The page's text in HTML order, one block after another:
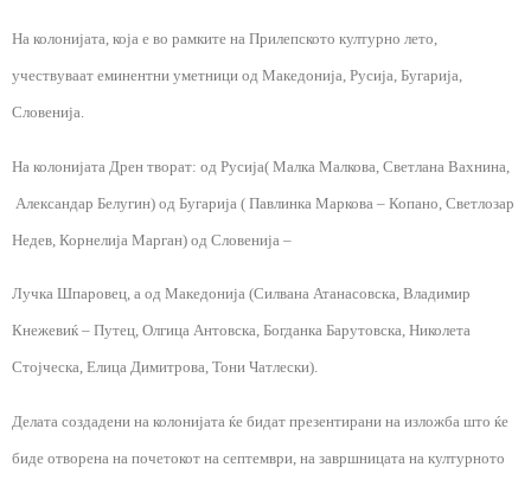
На колонијата, која е во рамките на Прилепското културно лето,
учествуваат еминентни уметници од Македонија, Русија, Бугарија,
Словенија.
На колонијата Дрен творат: од Русија( Малка Малкова, Светлана Вахнина,
Александар Белугин) од Бугарија ( Павлинка Маркова – Копано, Светлозар
Недев, Корнелија Марган) од Словенија –
Лучка Шпаровец, а од Македонија (Силвана Атанасовска, Владимир
Кнежевиќ – Путец, Олгица Антовска, Богданка Барутовска, Николета
Стојческа, Елица Димитрова, Тони Чатлески).
Делата создадени на колонијата ќе бидат презентирани на изложба што ќе
биде отворена на почетокот на септември, на завршницата на културното